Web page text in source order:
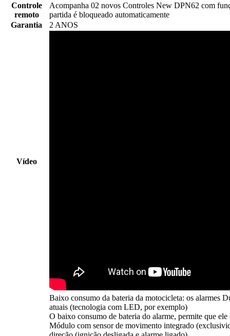
Controle
remoto
Acompanha 02 novos Controles New DPN62 com
partida é bloqueado automaticamente
Garantia
2 ANOS
Vídeo
Baixo consumo da bateria da motocicleta: os alarmes
atuais (tecnologia com LED, por exemplo)
O baixo consumo de bateria do alarme, permite que
Módulo com sensor de movimento integrado